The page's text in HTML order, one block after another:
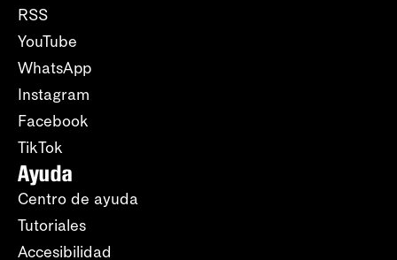
RSS
YouTube
WhatsApp
Instagram
Facebook
TikTok
Ayuda
Centro de ayuda
Tutoriales
Accesibilidad